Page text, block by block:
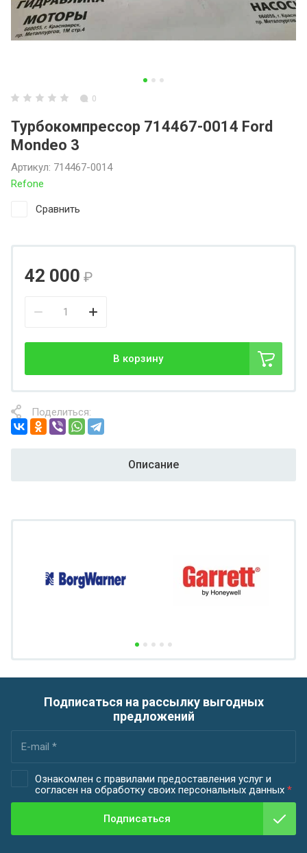
0
Турбокомпрессор 714467-0014 Ford
Mondeo 3
Артикул: 714467-0014
Refone
Сравнить
42 000 ₽
В корзину
Поделиться:
Описание
Подписаться на рассылку выгодных
предложений
Ознакомлен с правилами предоставления услуг и
согласен на обработку своих персональных данных *
Подписаться